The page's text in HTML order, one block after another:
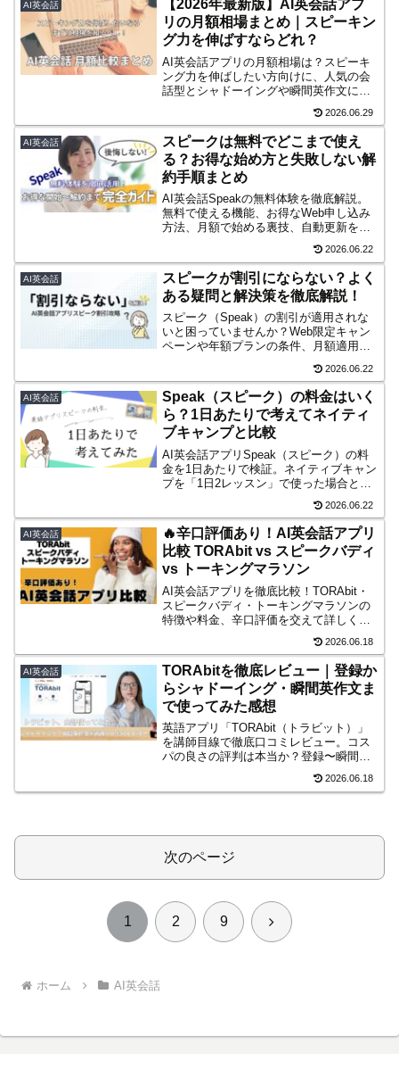
AI英会話
【2026年最新版】AI英会話アプ
リの月額相場まとめ｜スピーキン
グ力を伸ばすならどれ？
AI英会話アプリの月額相場は？スピーキ
ング力を伸ばしたい方向けに、人気の会
話型とシャドーイングや瞬間英作文に特
2026.06.29
AI英会話
スピークは無料でどこまで使え
る？お得な始め方と失敗しない解
約手順まとめ
AI英会話Speakの無料体験を徹底解説。
無料で使える機能、お得なWeb申し込み
方法、月額で始める裏技、自動更新を避
ける解約手順まで丁寧に解説していま
す。損せず始めるための全情報満載です!
2026.06.22
AI英会話
スピークが割引にならない？よく
ある疑問と解決策を徹底解説！
スピーク（Speak）の割引が適用されな
いと困っていませんか？Web限定キャン
ペーンや年額プランの条件、月額適用の
を徹底解説。最新情報でスピークをお得
に始めるヒントがここに！
2026.06.22
AI英会話
Speak（スピーク）の料金はいく
ら？1日あたりで考えてネイティ
ブキャンプと比較
AI英会話アプリSpeak（スピーク）の料
金を1日あたりで検証。ネイティブキャン
プを「1日2レッスン」で使った場合と比
2026.06.22
AI英会話
🔥辛口評価あり！AI英会話アプリ
比較 TORAbit vs スピークバディ
vs トーキングマラソン
AI英会話アプリを徹底比較！TORAbit・
スピークバディ・トーキングマラソンの
特徴や料金、辛口評価を交えて詳しく解
2026.06.18
AI英会話
TORAbitを徹底レビュー｜登録か
らシャドーイング・瞬間英作文ま
で使ってみた感想
英語アプリ「TORAbit（トラビット）」
を講師目線で徹底口コミレビュー。コス
パの良さの評判は本当か？登録〜瞬間英
作文・6ステップのシャドーイングまで、
実際に使ってわかったメリットと注意点
2026.06.18
次のページ
1 2 9 次
ホーム AI英会話